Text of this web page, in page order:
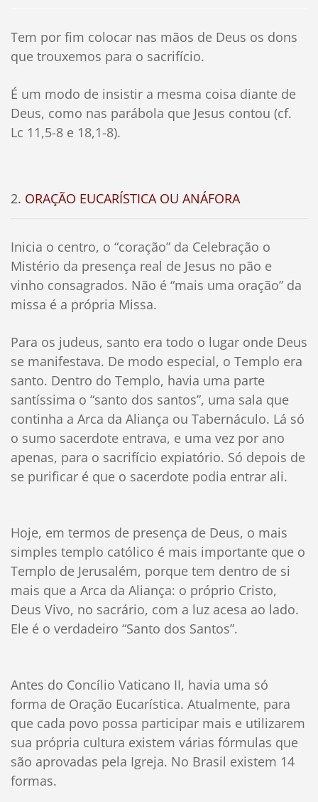
Tem por fim colocar nas mãos de Deus os dons
que trouxemos para o sacrifício.
É um modo de insistir a mesma coisa diante de
Deus, como nas parábola que Jesus contou (cf.
Lc 11,5-8 e 18,1-8).
2. ORAÇÃO EUCARÍSTICA OU ANÁFORA
Inicia o centro, o “coração” da Celebração o
Mistério da presença real de Jesus no pão e
vinho consagrados. Não é “mais uma oração” da
missa é a própria Missa.
Para os judeus, santo era todo o lugar onde Deus
se manifestava. De modo especial, o Templo era
santo. Dentro do Templo, havia uma parte
santíssima o “santo dos santos”, uma sala que
continha a Arca da Aliança ou Tabernáculo. Lá só
o sumo sacerdote entrava, e uma vez por ano
apenas, para o sacrifício expiatório. Só depois de
se purificar é que o sacerdote podia entrar ali.
Hoje, em termos de presença de Deus, o mais
simples templo católico é mais importante que o
Templo de Jerusalém, porque tem dentro de si
mais que a Arca da Aliança: o próprio Cristo,
Deus Vivo, no sacrário, com a luz acesa ao lado.
Ele é o verdadeiro “Santo dos Santos”.
Antes do Concílio Vaticano II, havia uma só
forma de Oração Eucarística. Atualmente, para
que cada povo possa participar mais e utilizarem
sua própria cultura existem várias fórmulas que
são aprovadas pela Igreja. No Brasil existem 14
formas.